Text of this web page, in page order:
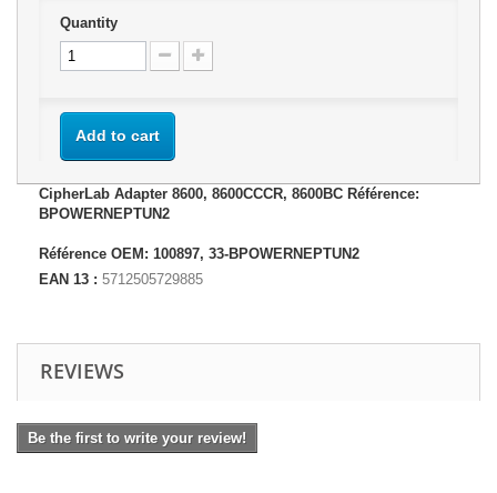
Quantity
Add to cart
CipherLab Adapter 8600, 8600CCCR, 8600BC Référence:
BPOWERNEPTUN2
Référence OEM: 100897, 33-BPOWERNEPTUN2
EAN 13 : 5712505729885
REVIEWS
Be the first to write your review!